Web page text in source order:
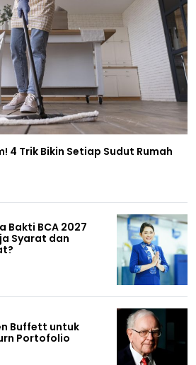
4 Trik Bikin Setiap Sudut Rumah
Bakti BCA 2027
Syarat dan
Buffett untuk
Portofolio